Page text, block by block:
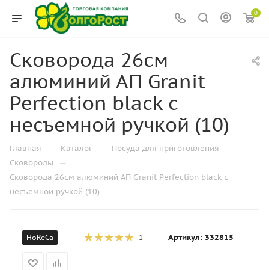
0
Сковорода 26см
алюминий АП Granit
Perfection black с
несъемной ручкой (10)
Главная — Каталог — Посуда для приготовления —
Сковороды —
Сковорода 26см алюминий АП Granit Perfection black с
несъемной ручкой (10)
HoReCa 1 Артикул: 332815